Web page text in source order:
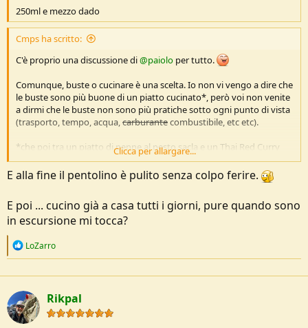
o
n
e
250ml e mezzo dado
Cmps ha scritto:
C'è proprio una discussione di@paiolo per tutto.
Comunque, buste o cucinare è una scelta. Io non vi vengo a dire che
le buste sono più buone di un piatto cucinato*, però voi non venite
a dirmi che le buste non sono più pratiche sotto ogni punto di vista
(trasporto, tempo, acqua,carburantecombustibile, etc etc).
*che poi tra un piatto di penne al pesto sacla e un Thai Red Curry
della busta, non saprei quale è meglio eh...
Clicca per allargare...
E alla fine il pentolino è pulito senza colpo ferire.
E poi ... cucino già a casa tutti i giorni, pure quando sono
in escursione mi tocca?
R
c
t
i
o
n
LoZarro
Rikpal